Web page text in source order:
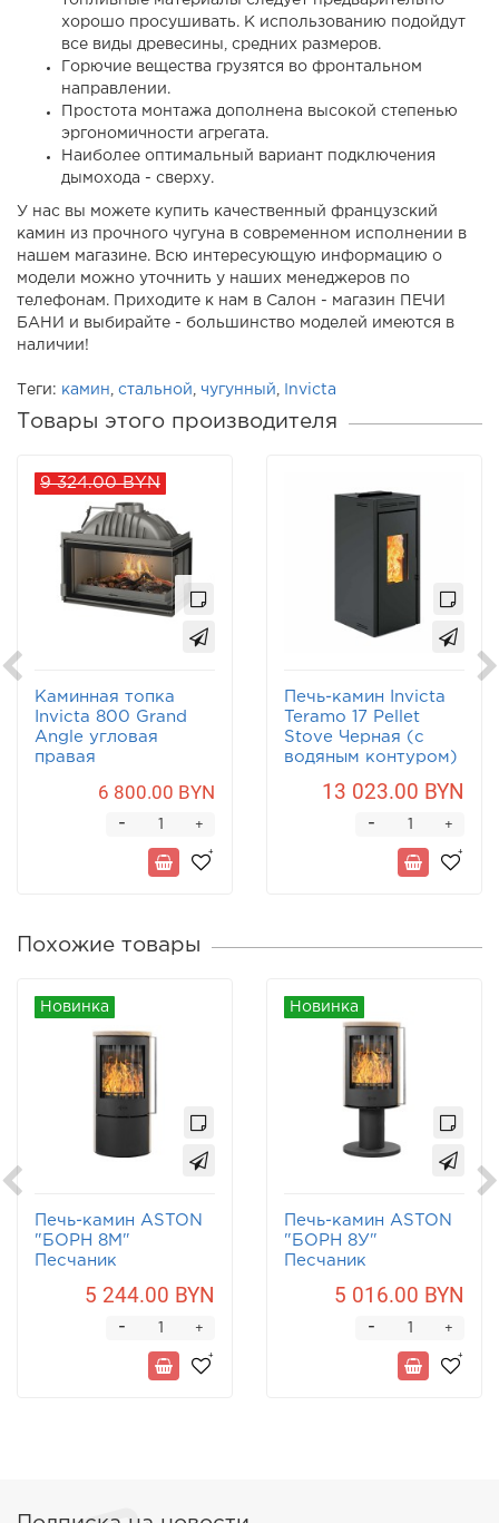
хорошо просушивать. К использованию подойдут
все виды древесины, средних размеров.
Горючие вещества грузятся во фронтальном
направлении.
Простота монтажа дополнена высокой степенью
эргономичности агрегата.
Наиболее оптимальный вариант подключения
дымохода - сверху.
У нас вы можете купить качественный французский
камин из прочного чугуна в современном исполнении в
нашем магазине. Всю интересующую информацию о
модели можно уточнить у наших менеджеров по
телефонам. Приходите к нам в Салон - магазин ПЕЧИ
БАНИ и выбирайте - большинство моделей имеются в
наличии!
Теги: камин , стальной , чугунный , Invicta
Товары этого производителя
9 324.00 BYN
Каминная топка
Invicta 800 Grand
Angle угловая
правая
6 800.00 BYN
+
-
Печь-камин Invicta
Teramo 17 Pellet
Stove Черная (с
водяным контуром)
13 023.00 BYN
+
-
Похожие товары
Новинка
Печь-камин ASTON
"БОРН 8М"
Песчаник
5 244.00 BYN
+
-
Новинка
Печь-камин ASTON
"БОРН 8У"
Песчаник
5 016.00 BYN
+
-